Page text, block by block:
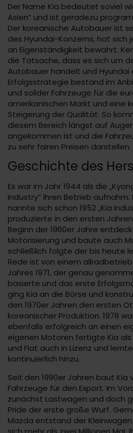
Der Name Kia bedeutet soviel
Asien“ und ist geradezu
Der koreanische Autobauer ist
des Hyundai-Konzerns, hat sich
an Eigenständigkeit bewahrt.
die Tatsache, dass es sich um
Autobauer handelt und
Erfolgsstrategie bestand im
und solider Fahrzeuge für die
amerikanischen Markt und eine
Steigerung der Qualität. So
diesem Bereich längst auf
angekommen ist und die
zu sehr fairen Preisen darstellen.
Geschichte des
Es war im Jahr 1944 als die
Industry“ ihren Betrieb aufnahm.
nannte sich schon 1952 „Kia
produzierte in den ersten
Beginn der 1960er Jahre
Motorisierung und baute auch
schließlich folgte der bis heute
Rede ist von einem
Jahres 1971, der genau
basierte und das erste
ging Kia an die Börse und
den 1970er Jahren den ersten
koreanischer Produktion. 1978
ebenfalls erfolgreich an einen
eigenen Motoren fertigte Kia
und Fiat auch in Lizenz und
kontinuierlich hinzu.
Seit den 1990er Jahren baut
Fahrzeuge für den Export. Im
zunächst Lastwagen und doch
Pride der erste große Wurf.
Mazda entstand der